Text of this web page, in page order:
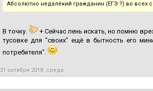
Абсолютно недалёкий гражданин (ЕГЭ ?) во всех
В точку.
+ Сейчас лень искать, но помню
тусовке для "своих" ещё в бытность его
потребителя".
31 октября 2018, среда